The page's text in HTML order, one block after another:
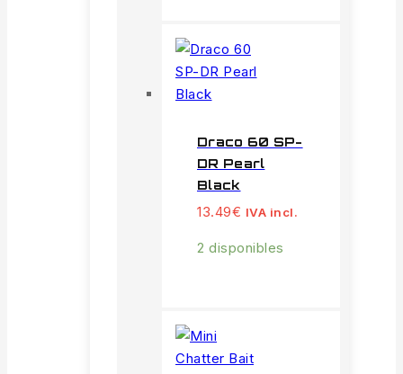
Draco 60 SP-
DR Pearl
Black
13.49€ IVA incl.
2 disponibles